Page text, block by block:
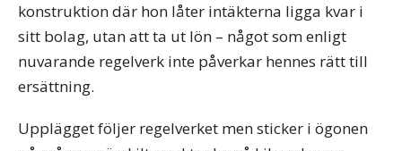
konstruktion där hon låter intäkterna ligga kvar i
sitt bolag, utan att ta ut lön – något som enligt
nuvarande regelverk inte påverkar hennes rätt till
ersättning.
Upplägget följer regelverket men sticker i ögonen